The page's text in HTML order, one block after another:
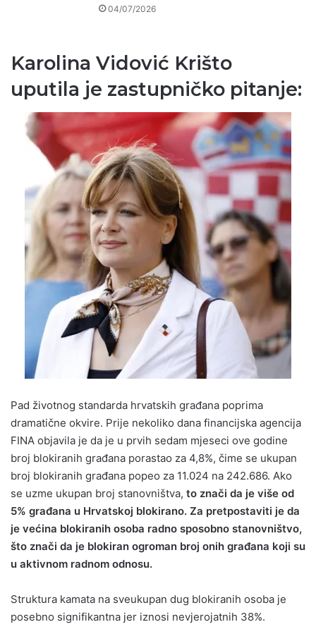
04/07/2026
Karolina Vidović Krišto
uputila je zastupničko pitanje:
Pad životnog standarda hrvatskih građana poprima
dramatične okvire. Prije nekoliko dana financijska agencija
FINA objavila je da je u prvih sedam mjeseci ove godine
broj blokiranih građana porastao za 4,8%, čime se ukupan
broj blokiranih građana popeo za 11.024 na 242.686. Ako
se uzme ukupan broj stanovništva, to znači da je više od
5% građana u Hrvatskoj blokirano. Za pretpostaviti je da
je većina blokiranih osoba radno sposobno stanovništvo,
što znači da je blokiran ogroman broj onih građana koji su
u aktivnom radnom odnosu.
Struktura kamata na sveukupan dug blokiranih osoba je
posebno signifikantna jer iznosi nevjerojatnih 38%.